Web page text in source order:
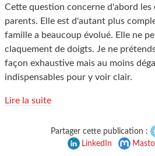
Cette question concerne d'abord les
parents. Elle est d'autant plus
famille a beaucoup évolué. Elle ne
claquement de doigts. Je ne
façon exhaustive mais au moins
indispensables pour y voir clair.
Lire la suite
Partager cette publication :
LinkedIn